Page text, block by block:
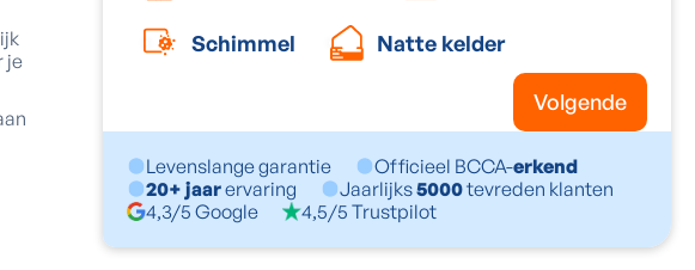
Schimmel Natte kelder
Volgende
Levenslange garantie Officieel BCCA-erkend
20+ jaarervaring Jaarlijks5000tevreden klanten
4,3/5 Google
4,5/5 Trustpilot
je